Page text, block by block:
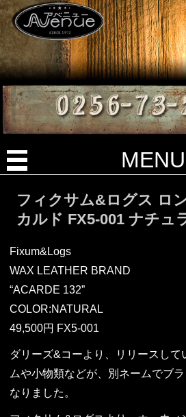
MENU
フィクサム&ログス ロ
カルド FX5-001 ナチュ
Fixum&Logs
WAX LEATHER BRAND
“ACARDE 132”
COLOR:NATURAL
49,500円 FX5-001
ダリーズ&コーより、リリースして
ムや小物類などが、別ネームでブ
なりました。